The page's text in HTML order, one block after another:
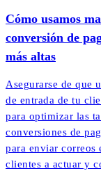
Cómo usamos
conversión de
más altas
Asegurarse de que
de entrada de tu
para optimizar las
conversiones de
para enviar correos
clientes a actuar y